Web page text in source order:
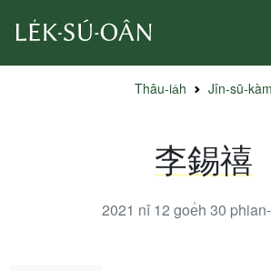
Thâu-ia̍h Jîn-sū-kàm
李錫禧
2021 nî 12 goe̍h 30